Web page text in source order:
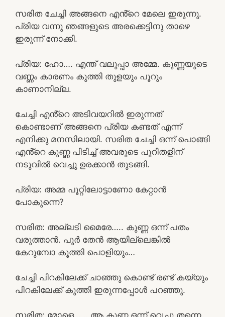
സരിത ചേച്ചി അങ്ങനെ എൻ്റെ മേലെ ഇരുന്നു.
പ്രിയ വന്നു ഞങ്ങളുടെ അരക്കെട്ടിനു താഴെ
ഇരുന്ന് നോക്കി.
പ്രിയ: ഹോ…. എന്ത് വലുപ്പാ അമ്മേ. കുണ്ണയുടെ
വണ്ണം കാരണം കുത്തി തുളയും പൂറും
കാണാനില്ല.
ചേച്ചി എൻ്റെ അടിവയറിൽ ഇരുന്നത്
കൊണ്ടാണ് അങ്ങനെ പ്രിയ കണ്ടത് എന്ന്
എനിക്കു മനസിലായി. സരിത ചേച്ചി ഒന്ന് പൊങ്ങി
എൻ്റെ കുണ്ണ പിടിച്ച് അവരുടെ പൂറിതളിന്
നടുവിൽ വെച്ചു ഉരക്കാൻ തുടങ്ങി.
പ്രിയ: അമ്മ പൂറ്റിലോട്ടാണോ കേറ്റാൻ
പോകുന്നെ?
സരിത: അല്ലടി മൈരേ….. കുണ്ണ ഒന്ന് പതം
വരുത്താൻ. പൂർ തേൻ ആയില്ലെങ്കിൽ
കേറുമ്പോ കൂത്തി പൊളിയും…
ചേച്ചി പിറകിലേക്ക് ചാഞ്ഞു കൊണ്ട് രണ്ട് കയ്യും
പിറകിലേക്ക് കുത്തി ഇരുന്നപ്പോൾ പറഞ്ഞു.
സരിത: മോളെ…… ആ കുണ്ണ ഒന്ന് വെച്ചു തന്നെ.